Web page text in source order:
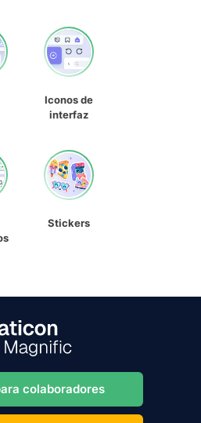
Iconos de
interfaz
Stickers
colaboradores